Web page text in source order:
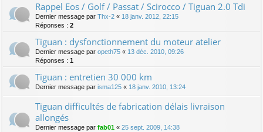
Rappel Eos / Golf / Passat / Scirocco / Tiguan 2.0 Tdi
Dernier message par Thx-2 « 18 janv. 2012, 22:15
Réponses : 2
Tiguan : dysfonctionnement du moteur atelier
Dernier message par opeth75 « 13 déc. 2010, 09:26
Réponses : 1
Tiguan : entretien 30 000 km
Dernier message par isma125 « 18 janv. 2010, 13:24
Tiguan difficultés de fabrication délais livraison
allongés
Dernier message par fab01 « 25 sept. 2009, 14:38